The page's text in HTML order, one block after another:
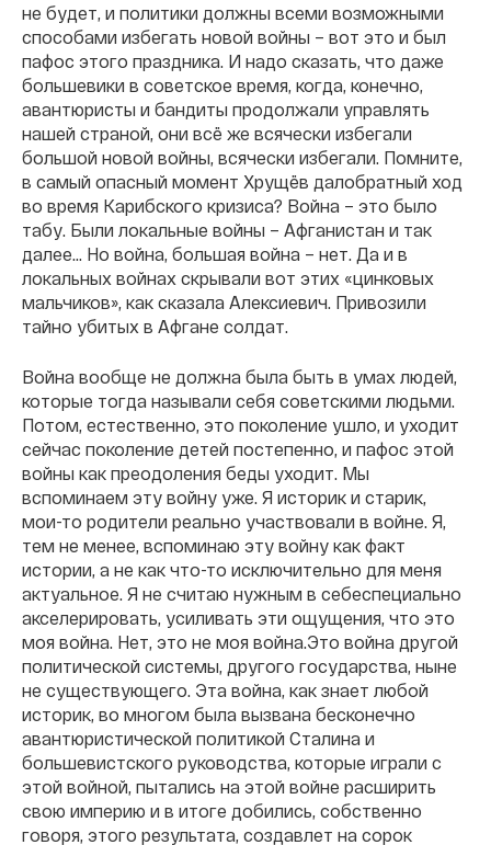
не будет, и политики должны всеми возможными
способами избегать новой войны – вот это и был
пафос этого праздника. И надо сказать, что даже
большевики в советское время, когда, конечно,
авантюристы и бандиты продолжали управлять
нашей страной, они всё же всячески избегали
большой новой войны, всячески избегали. Помните,
в самый опасный момент Хрущёв далобратный ход
во время Карибского кризиса? Война – это было
табу. Были локальные войны – Афганистан и так
далее… Но война, большая война – нет. Да и в
локальных войнах скрывали вот этих «цинковых
мальчиков», как сказала Алексиевич. Привозили
тайно убитых в Афгане солдат.
Война вообще не должна была быть в умах людей,
которые тогда называли себя советскими людьми.
Потом, естественно, это поколение ушло, и уходит
сейчас поколение детей постепенно, и пафос этой
войны как преодоления беды уходит. Мы
вспоминаем эту войну уже. Я историк и старик,
мои-то родители реально участвовали в войне. Я,
тем не менее, вспоминаю эту войну как факт
истории, а не как что-то исключительно для меня
актуальное. Я не считаю нужным в себеспециально
акселерировать, усиливать эти ощущения, что это
моя война. Нет, это не моя война.Это война другой
политической системы, другого государства, ныне
не существующего. Эта война, как знает любой
историк, во многом была вызвана бесконечно
авантюристической политикой Сталина и
большевистского руководства, которые играли с
этой войной, пытались на этой войне расширить
свою империю и в итоге добились, собственно
говоря, этого результата, создавлет на сорок